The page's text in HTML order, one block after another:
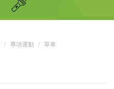
專項運動 單車